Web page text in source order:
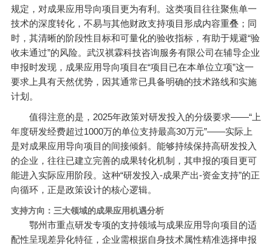
规定，对成果应用导向项目更为有利。这类项目往往聚焦单一
技术的深度转化，不易与其他财政支持项目形成内容重叠；同
时，其清晰的阶段性目标和可量化的验收指标，有助于规避“验
收未通过”的风险。武汉祺霖科技咨询服务有限公司在辅导企业
申报时发现，成果应用导向项目在“项目已在本单位立项”这一
要求上具有天然优势，因其通常已具备明确的技术路线和实施
计划。
值得注意的是，2025年政策对研发投入的分级要求——“上
年度研发经费超过1000万的单位支持最高30万元”——实际上
是对成果应用导向项目的间接倾斜。能够持续保持高研发投入
的企业，往往已建立完善的成果转化机制，其申报的项目更可
能进入实际应用阶段。这种“研发投入-成果产出-资金支持”的正
向循环，正是政策设计的核心逻辑。
支持方向：三大领域的成果应用机遇分析
鄂州市重点研发专项的支持领域与成果应用导向项目的适
配性呈现差异化特征，企业需根据自身技术属性精准选择申报